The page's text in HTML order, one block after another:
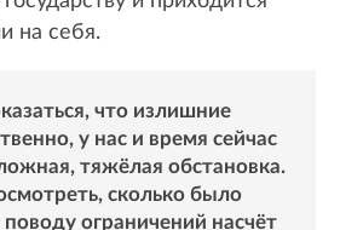
на себя.
что излишние
у нас и время сейчас
тяжёлая обстановка.
сколько было
поводу ограничений насчёт